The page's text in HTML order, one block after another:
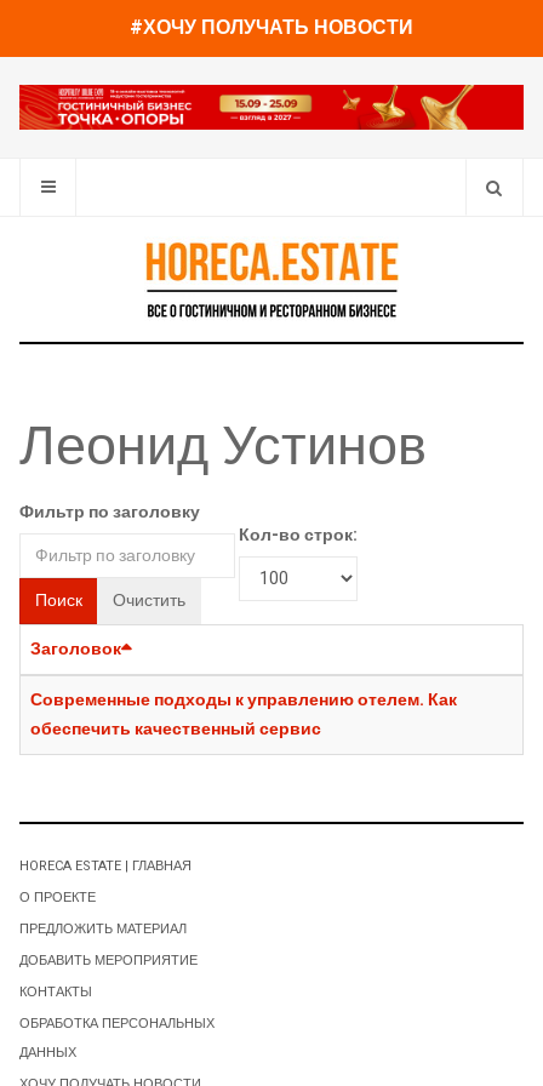
#ХОЧУ ПОЛУЧАТЬ НОВОСТИ
Леонид Устинов
Фильтр по заголовку
Поиск Очистить
Кол-во строк:
Заголовок
Современные подходы к управлению отелем. Как
обеспечить качественный сервис
HORECA ESTATE | ГЛАВНАЯ
О ПРОЕКТЕ
ПРЕДЛОЖИТЬ МАТЕРИАЛ
ДОБАВИТЬ МЕРОПРИЯТИЕ
КОНТАКТЫ
ОБРАБОТКА ПЕРСОНАЛЬНЫХ
ДАННЫХ